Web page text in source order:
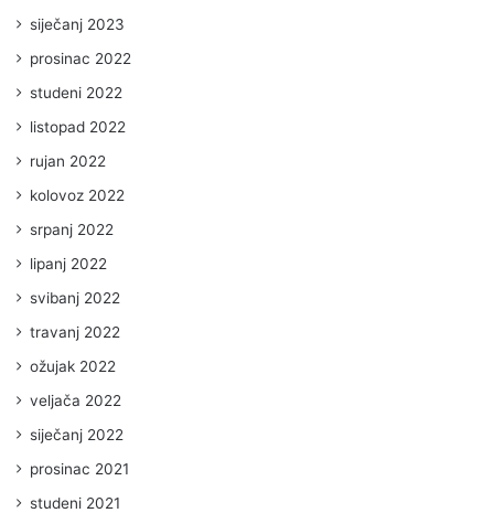
siječanj 2023
prosinac 2022
studeni 2022
listopad 2022
rujan 2022
kolovoz 2022
srpanj 2022
lipanj 2022
svibanj 2022
travanj 2022
ožujak 2022
veljača 2022
siječanj 2022
prosinac 2021
studeni 2021